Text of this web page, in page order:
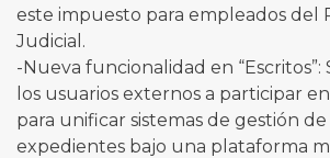
este impuesto para empleados del
Judicial.
-Nueva funcionalidad en “Escritos”:
los usuarios externos a participar
para unificar sistemas de gestión de
expedientes bajo una plataforma